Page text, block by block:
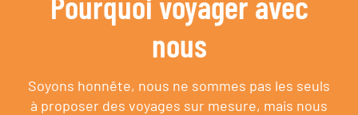
nous
Soyons honnête, nous ne sommes pas les seuls
à proposer des voyages sur mesure, mais nous